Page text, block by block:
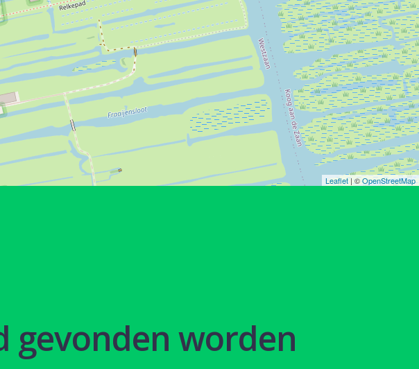
Leaflet| ©OpenStreetMap
gevonden worden